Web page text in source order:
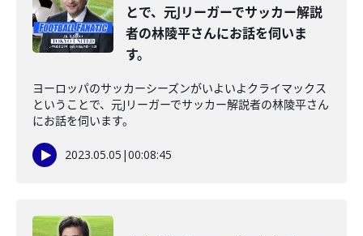
とで、元Jリーガーでサッカー解説
者の林陵平さんにお話を伺いま
す。
ヨーロッパのサッカーシーズンがいよいよクライマックス
ということで、元Jリーガーでサッカー解説者の林陵平さん
にお話を伺います。
2023.05.05 |00:08:45